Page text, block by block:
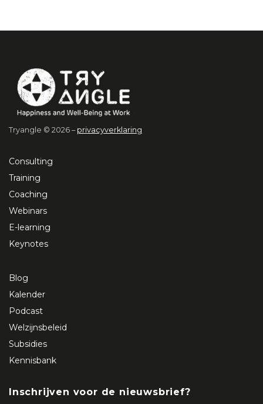
Tryangle © 2026 – privacyverklaring
Consulting
Training
Coaching
Webinars
E-learning
Keynotes
Blog
Kalender
Podcast
Welzijnsbeleid
Subsidies
Kennisbank
Inschrijven voor de nieuwsbrief?